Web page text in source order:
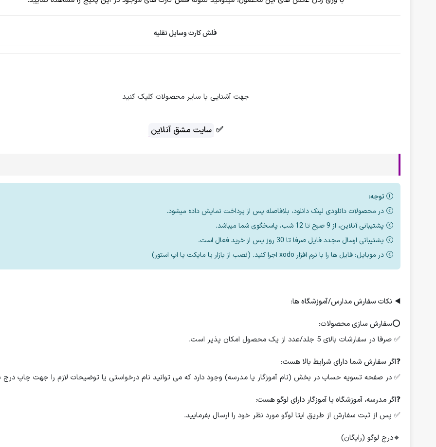
فلش کارت وسایل نقلیه
جهت آشنایی با سایر محصولات کلیک کنید
✅ سایت مشق آنلاین
توجه:
در محصولات دانلودی لینک دانلود، بلافاصله پس از پرداخت نمایش داده میشود.
پشتیبانی آنلاین، از 9 صبح تا 12 شب، پاسخگوی شما میباشد.
پشتیبانی ارسال مجدد فایل صرفا تا 30 روز پس از خرید فعال است.
در موبایل: فایل ها را با نرم افزار xodo اجرا کنید. (نصب از بازار یا مایکت یا اپ استور)
◀️ نکات سفارش مدارس/آموزشگاه ها:
⭕️سفارش سازی محصولات:
✅ صرفا در سفارشات بالای 5 جلد/عدد از یک محصول امکان پذیر است.
❓اگر سفارش شما دارای شرایط بالا هست:
✅ در صفحه تسویه حساب در بخش (نام آموزگار یا مدرسه) وجود دارد که می توانید نام درخواستی یا توضیحات لازم را جهت چاپ درج
❓اگر مدرسه، آموزشگاه یا آموزگار دارای لوگو هست:
✅ پس از ثبت سفارش از طریق ایتا لوگو مورد نظر خود را ارسال بفرمایید.
🔹درج لوگو (رایگان)